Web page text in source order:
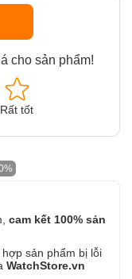
cho sản phẩm!
Rất tốt
cam kết 100% sản
sản phẩm bị lỗi
WatchStore.vn